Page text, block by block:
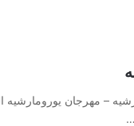
– مهرجان يورومارشيه